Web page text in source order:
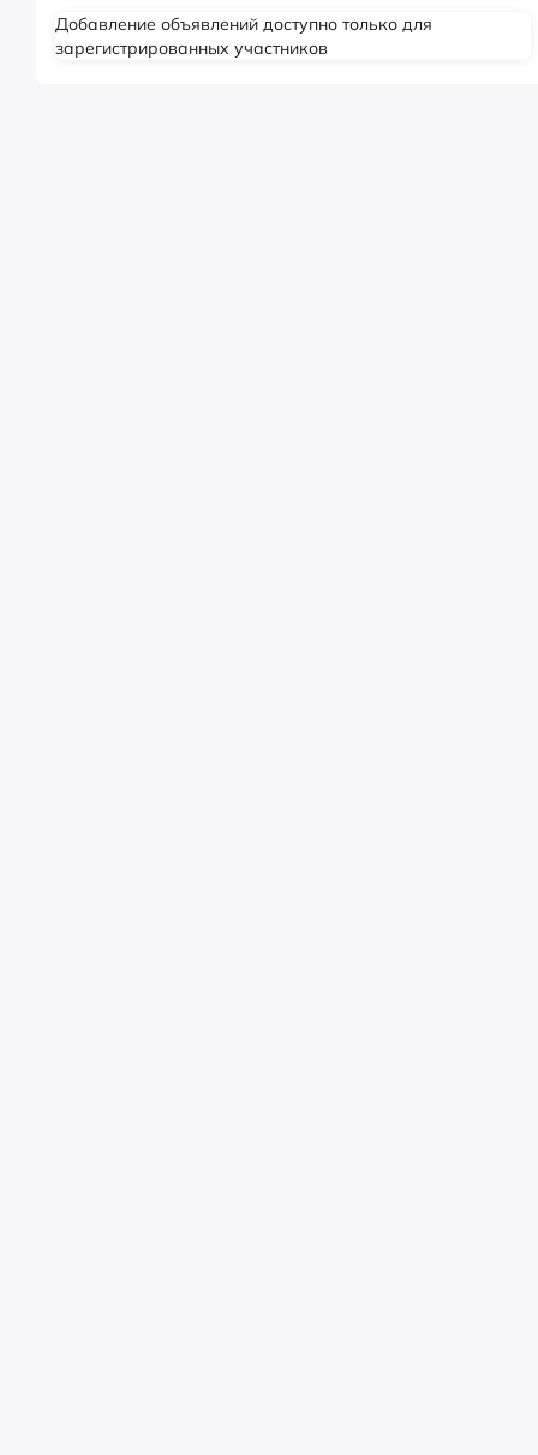
Добавление объявлений доступно только для
зарегистрированных участников